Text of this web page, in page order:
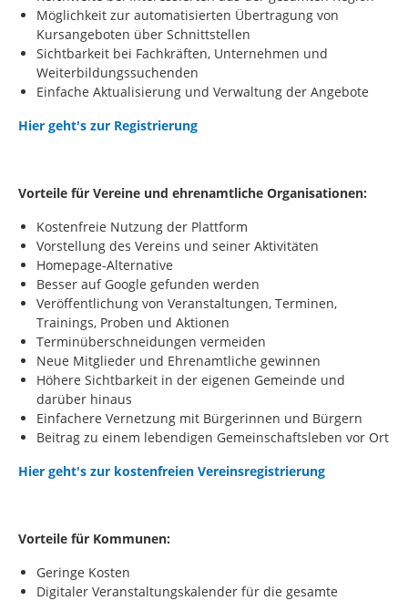
Möglichkeit zur automatisierten Übertragung von
Kursangeboten über Schnittstellen
Sichtbarkeit bei Fachkräften, Unternehmen und
Weiterbildungssuchenden
Einfache Aktualisierung und Verwaltung der Angebote
Hier geht's zur Registrierung
Vorteile für Vereine und ehrenamtliche Organisationen:
Kostenfreie Nutzung der Plattform
Vorstellung des Vereins und seiner Aktivitäten
Homepage-Alternative
Besser auf Google gefunden werden
Veröffentlichung von Veranstaltungen, Terminen,
Trainings, Proben und Aktionen
Terminüberschneidungen vermeiden
Neue Mitglieder und Ehrenamtliche gewinnen
Höhere Sichtbarkeit in der eigenen Gemeinde und
darüber hinaus
Einfachere Vernetzung mit Bürgerinnen und Bürgern
Beitrag zu einem lebendigen Gemeinschaftsleben vor Ort
Hier geht's zur kostenfreien Vereinsregistrierung
Vorteile für Kommunen:
Geringe Kosten
Digitaler Veranstaltungskalender für die gesamte